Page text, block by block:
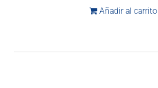
Añadir al carrito